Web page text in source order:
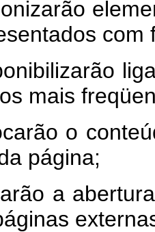
mais
o
página;
a abertura